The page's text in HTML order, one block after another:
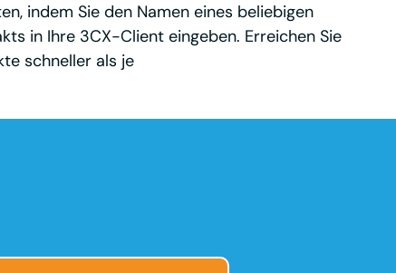
indem Sie den Namen eines beliebigen
in Ihre 3CX-Client eingeben. Erreichen Sie
schneller als je